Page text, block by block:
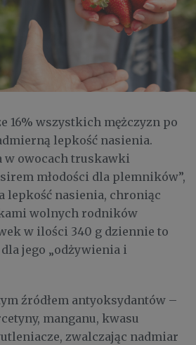
16% wszystkich mężczyzn po
lepkość nasienia.
w owocach truskawki
młodości dla plemników”,
lepkość nasienia, chroniąc
wolnych rodników
w ilości 340 g dziennie to
jego „odżywienia i
źródłem antyoksydantów –
manganu, kwasu
zwalczając nadmiar